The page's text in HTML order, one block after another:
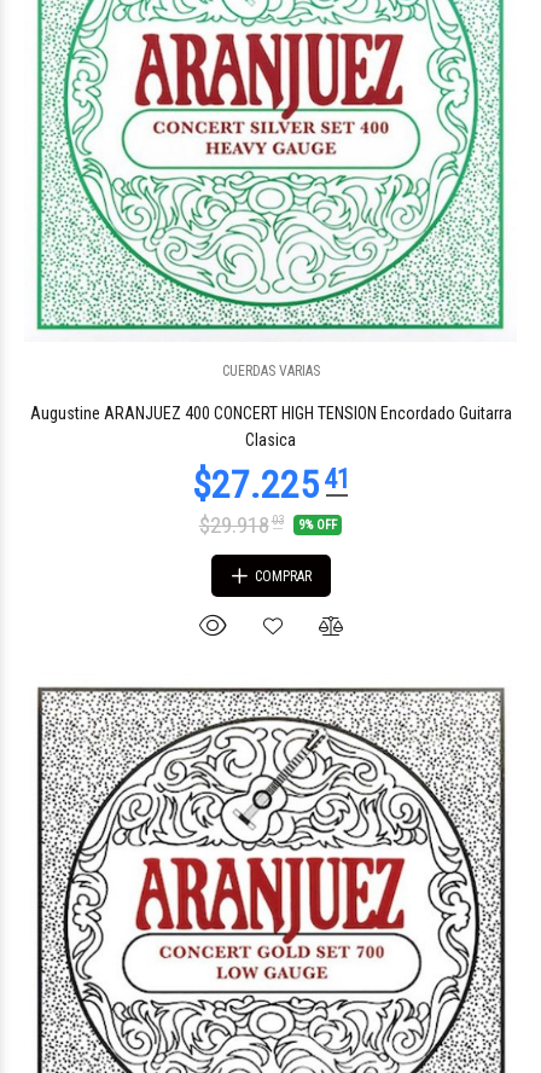
CUERDAS VARIAS
Augustine ARANJUEZ 400 CONCERT HIGH TENSION Encordado Guitarra
Clasica
$29.91803 9% OFF
COMPRAR
$33.15380